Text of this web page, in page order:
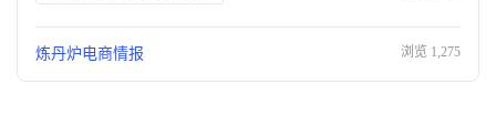
商机推荐
炼丹炉电商情报 浏览 1,275